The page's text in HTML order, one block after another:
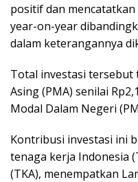
positif dan
year-on-year
dalam keterangannya
Total investasi tersebut
Asing (PMA) senilai
Modal Dalam Negeri
Kontribusi investasi ini
tenaga kerja Indonesia
(TKA), menempatkan